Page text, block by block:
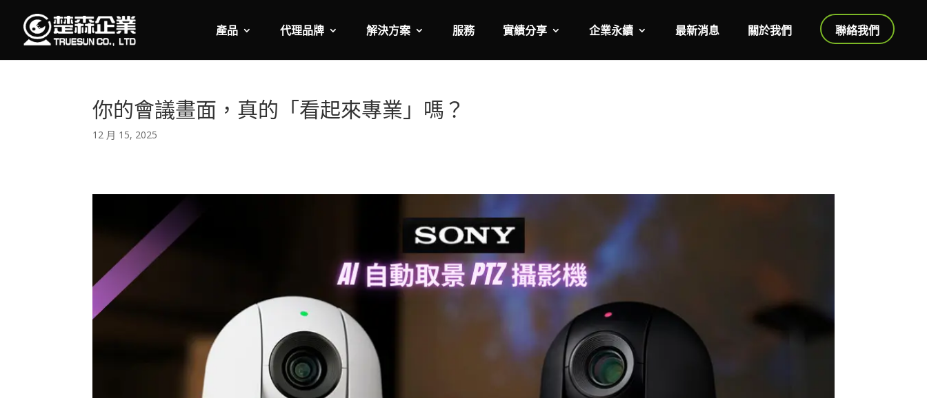
產品 代理品牌 解決方案 服務 實績分享 企業永續 最新消息 關於我們 聯絡我們
你的會議畫面，真的「看起來專業」嗎？
12 月 15, 2025